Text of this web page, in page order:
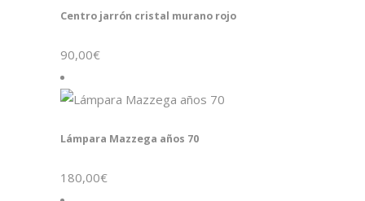
Centro jarrón cristal murano rojo
90,00€
Lámpara Mazzega años 70
180,00€